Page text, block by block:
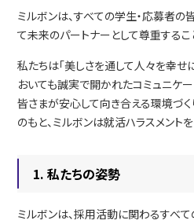
ミルボンは、すべての学生・応募者の
て未来のパートナーとして尊重するこ
私たちは「美しさを通して人々を幸せ
おいても誠実で開かれたコミュニケ
皆さまが安心して向き合える環境づく
のもと、ミルボンは就活ハラスメント
1. 私たちの姿勢
ミルボンは、採用活動に関わるすべ